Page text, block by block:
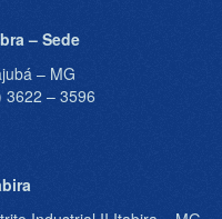
– Sede
– MG
3622 – 3596